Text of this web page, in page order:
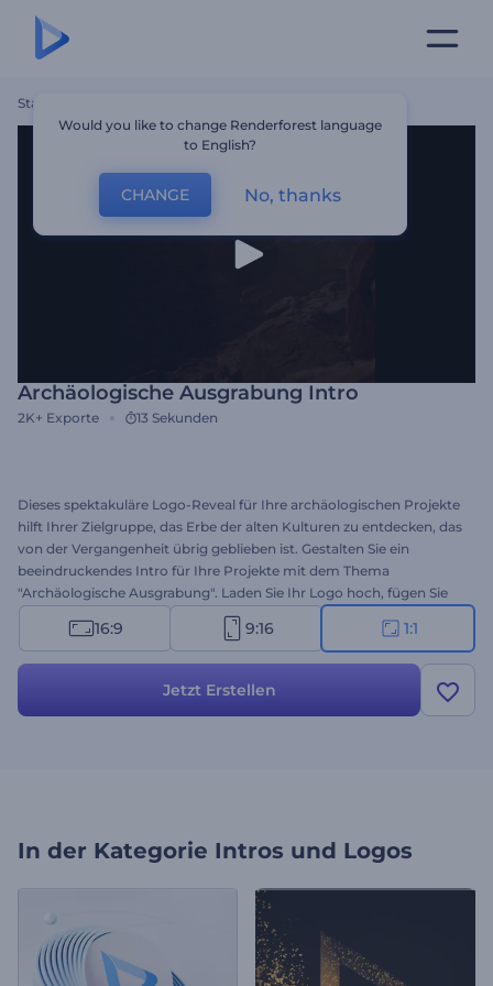
Startseite
Archäologische Ausgrabung Intro
2K+ Exporte 13 Sekunden
Dieses spektakuläre Logo-Reveal für Ihre archäologischen Projekte
hilft Ihrer Zielgruppe, das Erbe der alten Kulturen zu entdecken, das
von der Vergangenheit übrig geblieben ist. Gestalten Sie ein
beeindruckendes Intro für Ihre Projekte mit dem Thema
"Archäologische Ausgrabung". Laden Sie Ihr Logo hoch, fügen Sie
eine Tagline hinzu, und machen Sie sich bereit, alle mit einem
mitreißenden thematischen Intro zu verblüffen. Perfekt für
viele weitere Projekte. Testen Sie diese Vorlage jetzt!
16:9 9:16 1:1
Jetzt Erstellen
In der Kategorie Intros und Logos
Would you like to change Renderforest language
to English?
CHANGE No, thanks